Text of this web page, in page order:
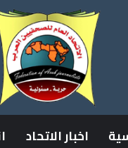
اخبار الاتحاد